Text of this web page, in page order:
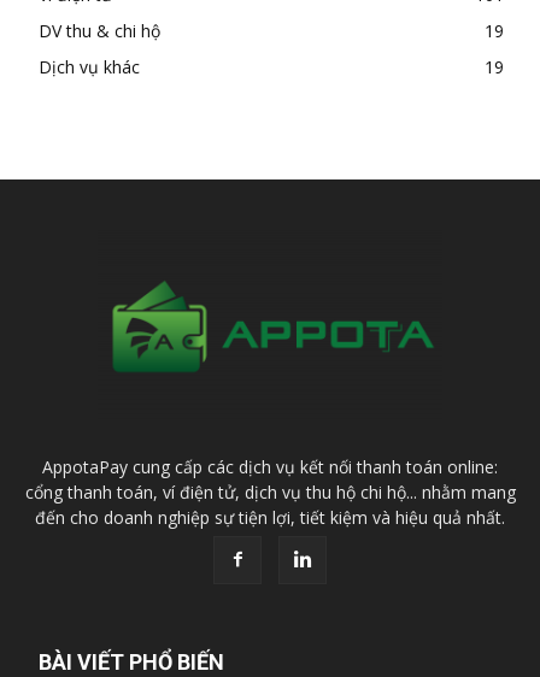
DV thu & chi hộ
19
Dịch vụ khác
19
AppotaPay cung cấp các dịch vụ kết nối thanh toán online:
cổng thanh toán, ví điện tử, dịch vụ thu hộ chi hộ... nhằm mang
đến cho doanh nghiệp sự tiện lợi, tiết kiệm và hiệu quả nhất.
BÀI VIẾT PHỔ BIẾN